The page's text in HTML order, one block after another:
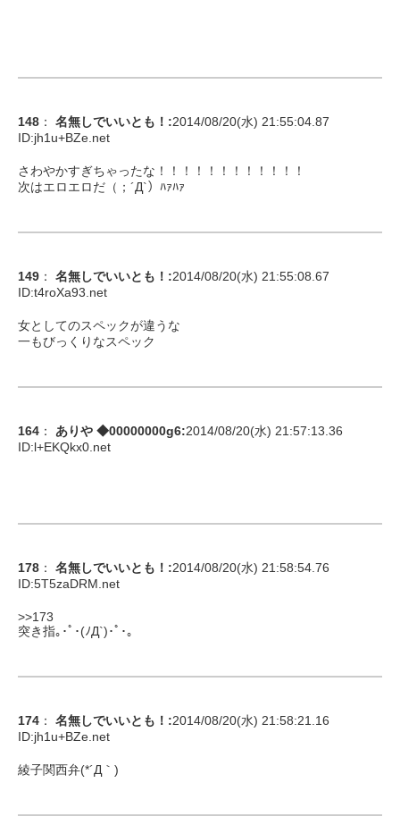
148 ： 名無しでいいとも！ :2014/08/20(水) 21:55:04.87
ID:jh1u+BZe.net
さわやかすぎちゃったな！！！！！！！！！！！！
次はエロエロだ（；´Д`）ﾊｧﾊｧ
149 ： 名無しでいいとも！ :2014/08/20(水) 21:55:08.67
ID:t4roXa93.net
女としてのスペックが違うな
一もびっくりなスペック
164 ： ありや ◆00000000g6:2014/08/20(水) 21:57:13.36
ID:l+EKQkx0.net
178 ： 名無しでいいとも！ :2014/08/20(水) 21:58:54.76
ID:5T5zaDRM.net
>>173
突き指｡･ﾟ･(ﾉД`)･ﾟ･｡
174 ： 名無しでいいとも！ :2014/08/20(水) 21:58:21.16
ID:jh1u+BZe.net
綾子関西弁(*´Д｀)